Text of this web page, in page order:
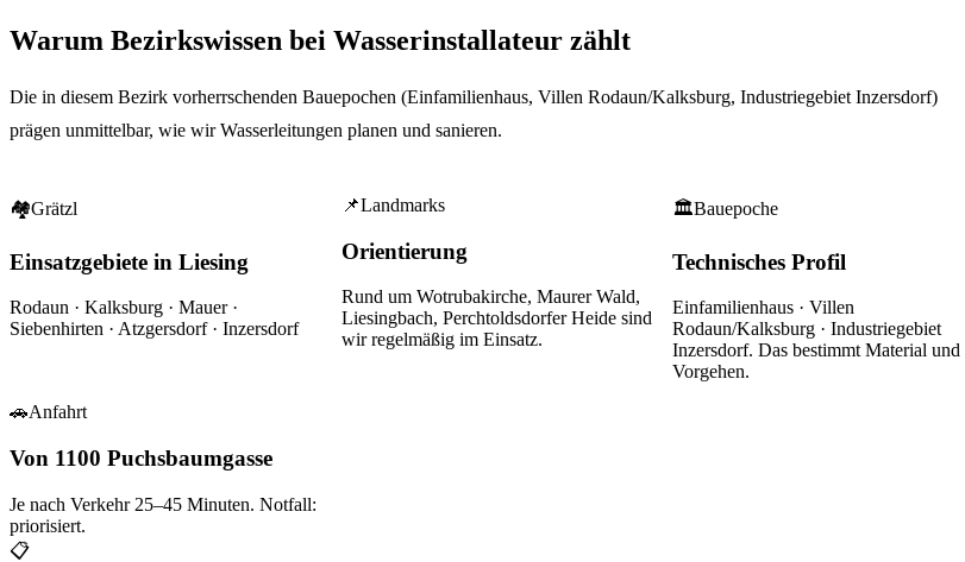
Warum Bezirkswissen bei Wasserinstallateur zählt
Die in diesem Bezirk vorherrschenden Bauepochen (Einfamilienhaus, Villen Rodaun/Kalksburg, Industriegebiet Inzersdorf)
prägen unmittelbar, wie wir Wasserleitungen planen und sanieren.
🏘Grätzl
Einsatzgebiete in Liesing
Rodaun · Kalksburg · Mauer ·
Siebenhirten · Atzgersdorf · Inzersdorf
📌Landmarks
Orientierung
Rund um Wotrubakirche, Maurer Wald,
Liesingbach, Perchtoldsdorfer Heidesind
wir regelmäßig im Einsatz.
🏛Bauepoche
Technisches Profil
Einfamilienhaus · Villen
Rodaun/Kalksburg · Industriegebiet
Inzersdorf. Das bestimmt Material und
Vorgehen.
🚗Anfahrt
Von 1100 Puchsbaumgasse
Je nach Verkehr 25–45 Minuten. Notfall:
priorisiert.
📋